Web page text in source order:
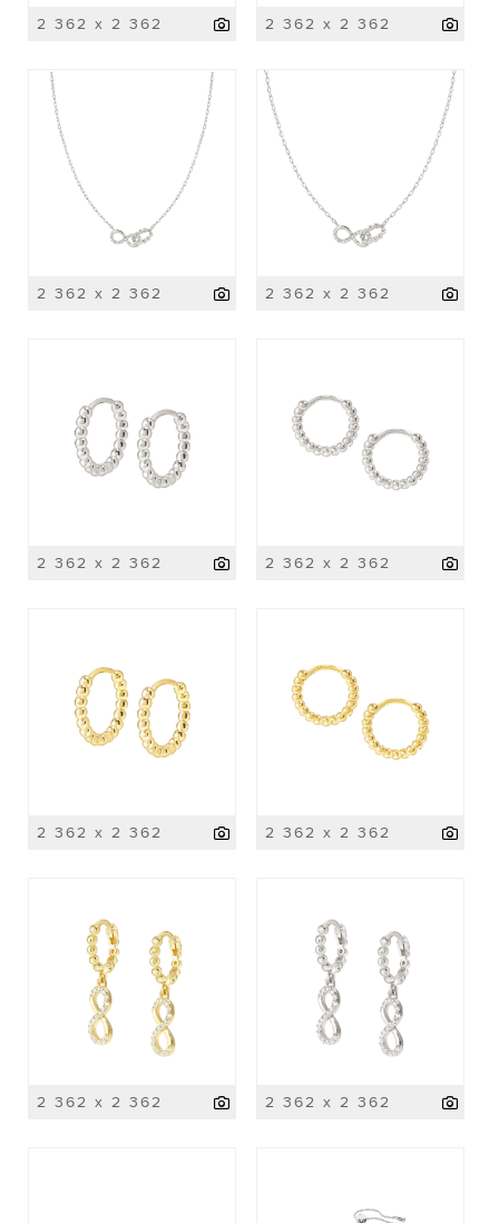
2 362 x 2 362 2 362 x 2 362
2 362 x 2 362 2 362 x 2 362
2 362 x 2 362 2 362 x 2 362
2 362 x 2 362 2 362 x 2 362
2 362 x 2 362 2 362 x 2 362